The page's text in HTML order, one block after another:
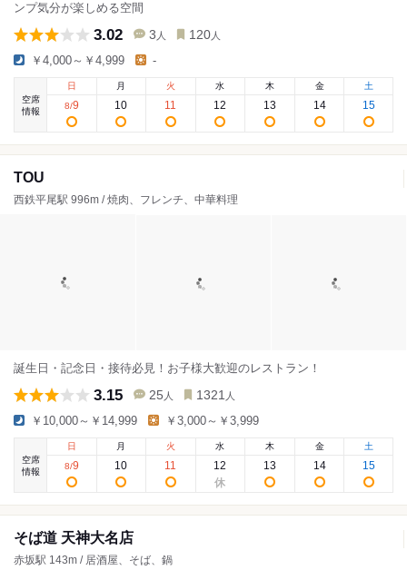
ンプ気分が楽しめる空間
3.02 3 人 120 人
￥4,000～￥4,999 -
空席
情報
日
8/9
月
10
火
11
水
12
木
13
金
14
土
15
TOU
西鉄平尾駅 996m / 焼肉、フレンチ、中華料理
誕生日・記念日・接待必見！お子様大歓迎のレストラン！
3.15 25 人 1321 人
￥10,000～￥14,999 ￥3,000～￥3,999
空席
情報
日
8/9
月
10
火
11
水
12
木
13
金
14
土
15
そば道 天神大名店
赤坂駅 143m / 居酒屋、そば、鍋